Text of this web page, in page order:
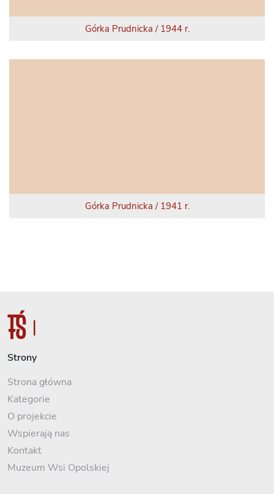
Górka Prudnicka / 1944 r.
Górka Prudnicka / 1941 r.
Strony
Strona główna
Kategorie
O projekcie
Wspierają nas
Kontakt
Muzeum Wsi Opolskiej